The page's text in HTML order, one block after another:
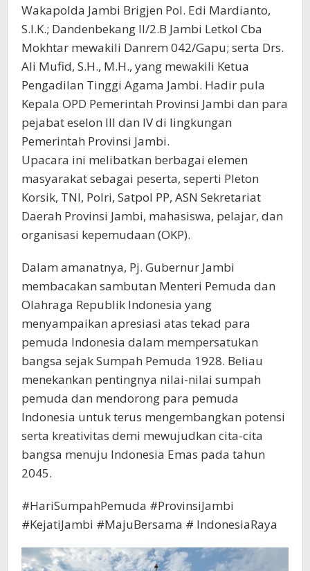
Wakapolda Jambi Brigjen Pol. Edi Mardianto,
S.I.K.; Dandenbekang II/2.B Jambi Letkol Cba
Mokhtar mewakili Danrem 042/Gapu; serta Drs.
Ali Mufid, S.H., M.H., yang mewakili Ketua
Pengadilan Tinggi Agama Jambi. Hadir pula
Kepala OPD Pemerintah Provinsi Jambi dan para
pejabat eselon III dan IV di lingkungan
Pemerintah Provinsi Jambi.
Upacara ini melibatkan berbagai elemen
masyarakat sebagai peserta, seperti Pleton
Korsik, TNI, Polri, Satpol PP, ASN Sekretariat
Daerah Provinsi Jambi, mahasiswa, pelajar, dan
organisasi kepemudaan (OKP).
Dalam amanatnya, Pj. Gubernur Jambi
membacakan sambutan Menteri Pemuda dan
Olahraga Republik Indonesia yang
menyampaikan apresiasi atas tekad para
pemuda Indonesia dalam mempersatukan
bangsa sejak Sumpah Pemuda 1928. Beliau
menekankan pentingnya nilai-nilai sumpah
pemuda dan mendorong para pemuda
Indonesia untuk terus mengembangkan potensi
serta kreativitas demi mewujudkan cita-cita
bangsa menuju Indonesia Emas pada tahun
2045.
#HariSumpahPemuda #ProvinsiJambi
#KejatiJambi #MajuBersama # IndonesiaRaya